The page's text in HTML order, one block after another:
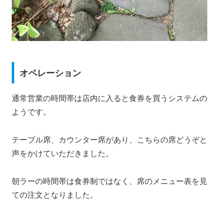
オペレーション
通常営業の時間帯は店内に入ると食券を買うシステムの
ようです。
テーブル席、カウンター席があり、こちらの席どうぞと
声をかけていただきました。
朝ラーの時間帯は食券制ではなく、席のメニュー表を見
ての注文となりました。